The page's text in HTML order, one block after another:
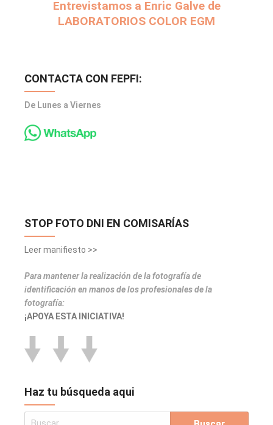
Entrevistamos a Enric Galve de
LABORATORIOS COLOR EGM
CONTACTA CON FEPFI:
De Lunes a Viernes
STOP FOTO DNI EN COMISARÍAS
Leer manifiesto >>
Para mantener la realización de la fotografía de
identificación en manos de los profesionales de la
fotografía:
¡APOYA ESTA INICIATIVA!
Haz tu búsqueda aqui